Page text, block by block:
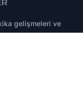
koridorunu